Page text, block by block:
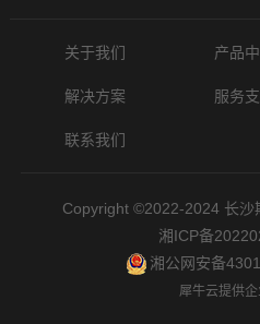
关于我们 产品
解决方案 服务
联系我们
Copyright ©2022-2024 长沙
湘ICP备
湘公网安备
犀牛云提供